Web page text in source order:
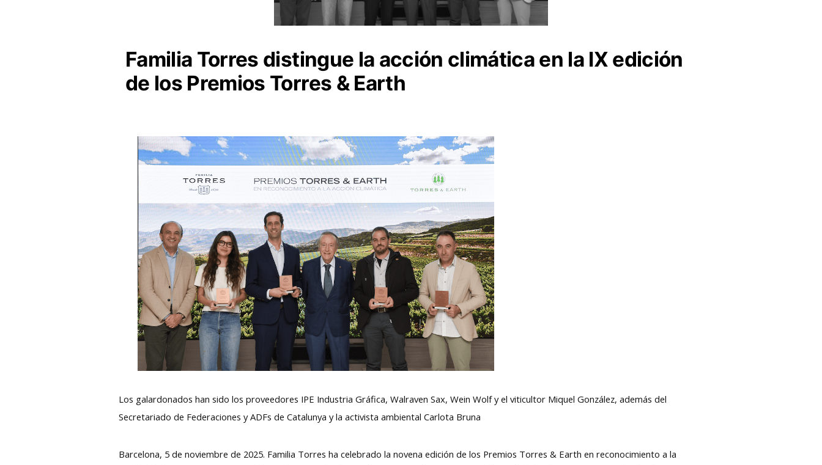
Familia Torres distingue la acción climática en la IX edición
de los Premios Torres & Earth
Los galardonados han sido los proveedores IPE Industria Gráfica, Walraven Sax, Wein Wolf y el viticultor Miquel González, además del
Secretariado de Federaciones y ADFs de Catalunya y la activista ambiental Carlota Bruna
Barcelona, 5 de noviembre de 2025. Familia Torres ha celebrado la novena edición de los Premios Torres & Earth en reconocimiento a la